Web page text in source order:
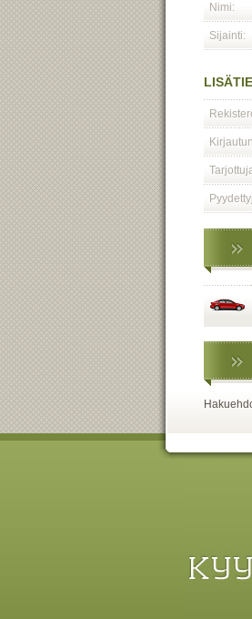
Nimi:
Sijainti: